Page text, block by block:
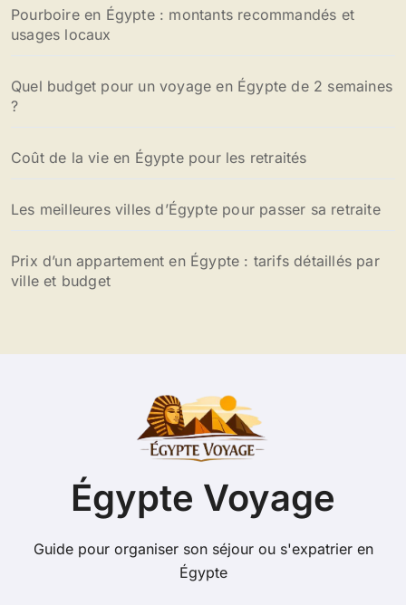
e
r
Pourboire en Égypte : montants recommandés et
usages locaux
Quel budget pour un voyage en Égypte de 2 semaines
?
Coût de la vie en Égypte pour les retraités
Les meilleures villes d’Égypte pour passer sa retraite
Prix d’un appartement en Égypte : tarifs détaillés par
ville et budget
Égypte Voyage
Guide pour organiser son séjour ou s'expatrier en
Égypte